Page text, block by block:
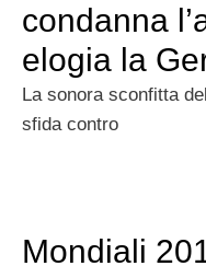
condanna
elogia la
La sonora sconfitta
sfida contro
Mondiali